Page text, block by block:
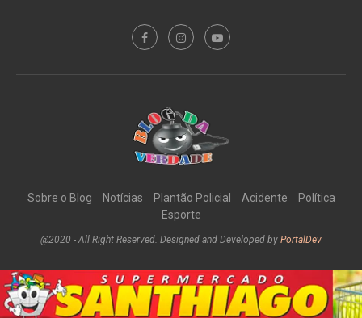
Sobre o Blog Notícias Plantão Policial Acidente
Política
Esporte
@2020 - All Right Reserved. Designed and Developed by PortalDev
DE VOLTA AO TOPO